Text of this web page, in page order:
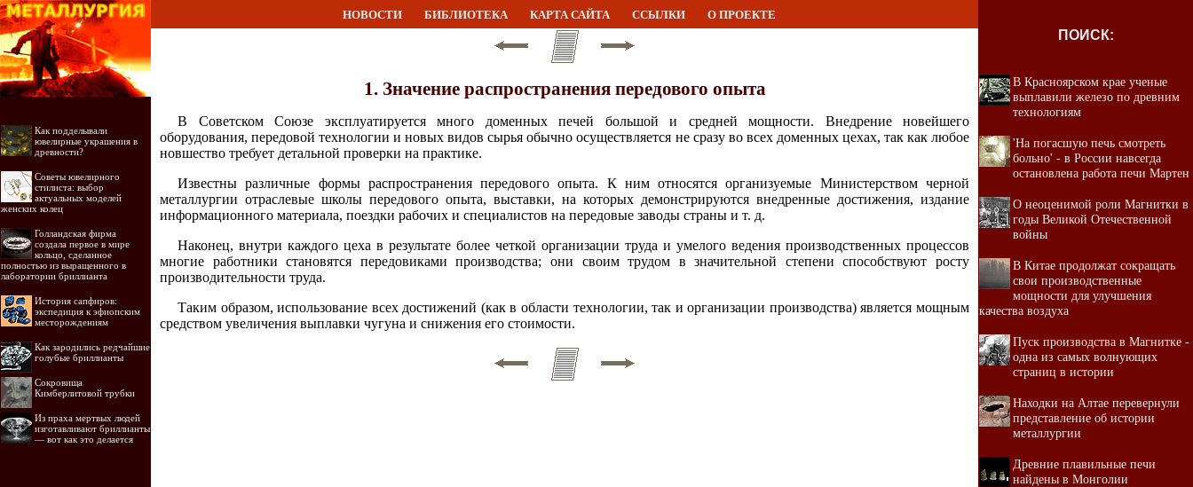
НОВОСТИ БИБЛИОТЕКА КАРТА САЙТА ССЫЛКИ О ПРОЕКТЕ
Как подделывали
ювелирные украшения в
древности?
Советы ювелирного
стилиста: выбор
актуальных моделей
женских колец
Голландская фирма
создала первое в мире
кольцо, сделанное
полностью из выращенного в
лаборатории бриллианта
История сапфиров:
экспедиция к эфиопским
месторождениям
Как зародились редчайшие
голубые бриллианты
Сокровища
Кимберлитовой трубки
Из праха мертвых людей
изготавливают бриллианты
— вот как это делается
1. Значение распространения передового опыта
В Советском Союзе эксплуатируется много доменных печей большой и средней мощности. Внедрение новейшего
оборудования, передовой технологии и новых видов сырья обычно осуществляется не сразу во всех доменных цехах, так как любое
новшество требует детальной проверки на практике.
Известны различные формы распространения передового опыта. К ним относятся организуемые Министерством черной
металлургии отраслевые школы передового опыта, выставки, на которых демонстрируются внедренные достижения, издание
информационного материала, поездки рабочих и специалистов на передовые заводы страны и т. д.
Наконец, внутри каждого цеха в результате более четкой организации труда и умелого ведения производственных процессов
многие работники становятся передовиками производства; они своим трудом в значительной степени способствуют росту
производительности труда.
Таким образом, использование всех достижений (как в области технологии, так и организации производства) является мощным
средством увеличения выплавки чугуна и снижения его стоимости.
ПОИСК:
В Красноярском крае ученые
выплавили железо по древним
технологиям
'На погасшую печь смотреть
больно' - в России навсегда
остановлена работа печи Мартен
О неоценимой роли Магнитки в
годы Великой Отечественной
войны
В Китае продолжат сокращать
свои производственные
мощности для улучшения
качества воздуха
Пуск производства в Магнитке -
одна из самых волнующих
страниц в истории
Находки на Алтае перевернули
представление об истории
металлургии
Древние плавильные печи
найдены в Монголии